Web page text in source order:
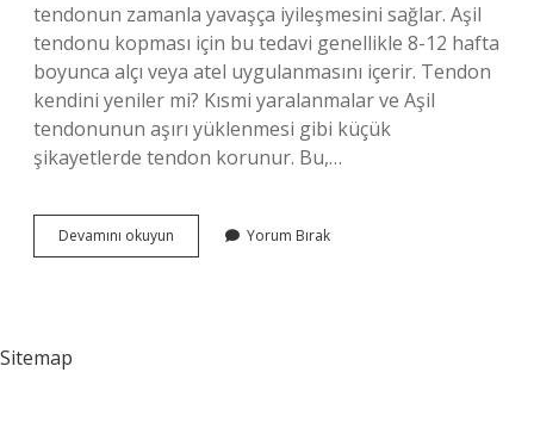
tendonun zamanla yavaşça iyileşmesini sağlar. Aşil
tendonu kopması için bu tedavi genellikle 8-12 hafta
boyunca alçı veya atel uygulanmasını içerir. Tendon
kendini yeniler mi? Kısmi yaralanmalar ve Aşil
tendonunun aşırı yüklenmesi gibi küçük
şikayetlerde tendon korunur. Bu,…
Devamını okuyun
Neden
Yorum Bırak
Sitemap